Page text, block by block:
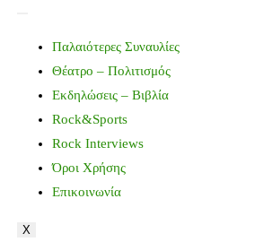
Παλαιότερες Συναυλίες
Θέατρο – Πολιτισμός
Εκδηλώσεις – Βιβλία
Rock&Sports
Rock Interviews
Όροι Χρήσης
Επικοινωνία
X